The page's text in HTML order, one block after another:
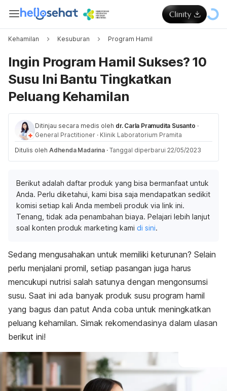
Kehamilan Kesuburan Program Hamil
Ingin Program Hamil Sukses? 10
Susu Ini Bantu Tingkatkan
Peluang Kehamilan
Ditinjau secara medis oleh dr. Carla Pramudita Susanto ·
General Practitioner · Klinik Laboratorium Pramita
Ditulis oleh Adhenda Madarina · Tanggal diperbarui 22/05/2023
Berikut adalah daftar produk yang bisa bermanfaat untuk
Anda. Perlu diketahui, kami bisa saja mendapatkan sedikit
komisi setiap kali Anda membeli produk via link ini.
Tenang, tidak ada penambahan biaya. Pelajari lebih lanjut
soal konten produk marketing kami di sini.
Sedang mengusahakan untuk memiliki keturunan? Selain
perlu menjalani promil, setiap pasangan juga harus
mencukupi nutrisi salah satunya dengan mengonsumsi
susu. Saat ini ada banyak produk susu program hamil
yang bagus dan patut Anda coba untuk meningkatkan
peluang kehamilan. Simak rekomendasinya dalam ulasan
berikut ini!